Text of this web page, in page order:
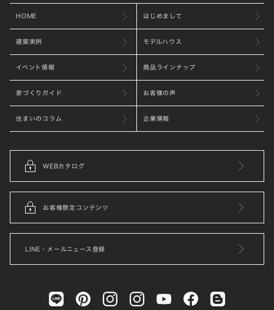
HOME はじめまして
建築実例 モデルハウス
イベント情報 商品ラインナップ
家づくりガイド お客様の声
住まいのコラム 企業情報
WEBカタログ
お客様限定コンテンツ
LINE・メールニュース登録